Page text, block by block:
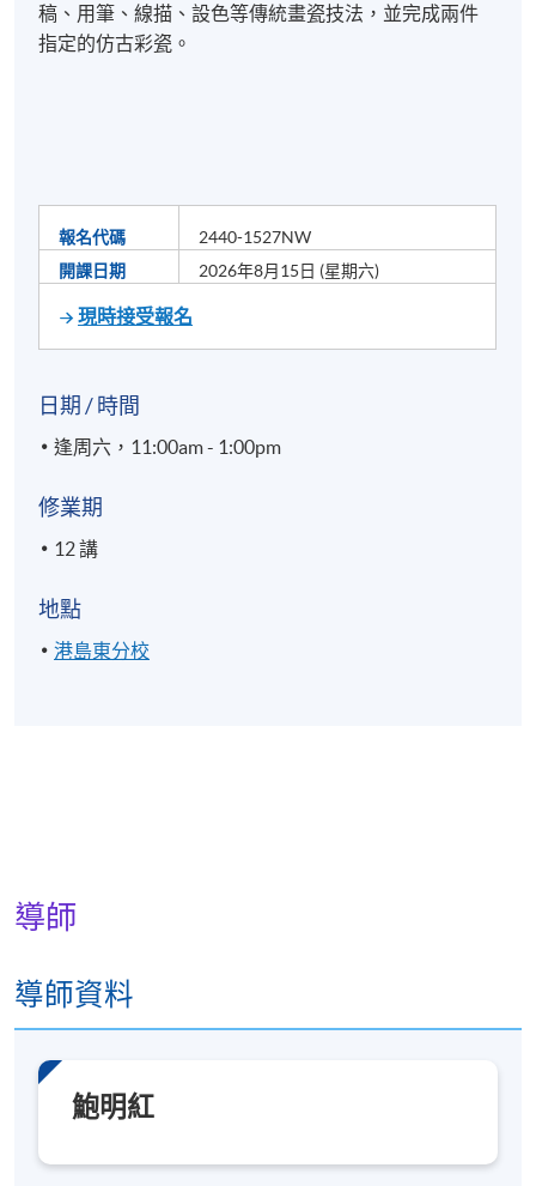
稿、用筆、線描、設色等傳統畫瓷技法，並完成兩件
指定的仿古彩瓷。
報名代碼
2440-1527NW
開課日期
2026年8月15日 (星期六)
現時接受報名
日期 / 時間
逢周六，11:00am - 1:00pm
修業期
12 講
地點
港島東分校
導師
導師資料
鮑明紅